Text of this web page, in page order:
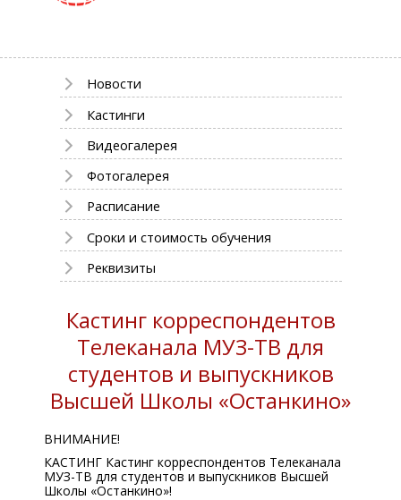
Новости
Кастинги
Видеогалерея
Фотогалерея
Расписание
Сроки и стоимость обучения
Реквизиты
Кастинг корреспондентов
Телеканала МУЗ-ТВ для
студентов и выпускников
Высшей Школы «Останкино»
ВНИМАНИЕ!
КАСТИНГ Кастинг корреспондентов Телеканала
МУЗ-ТВ для студентов и выпускников Высшей
Школы «Останкино»!